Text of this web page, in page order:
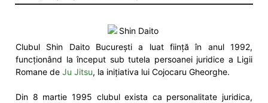
Clubul Shin Daito București a luat ființă în anul 1992,
funcționând la început sub tutela persoanei juridice a Ligii
Romane de Ju Jitsu, la inițiativa lui Cojocaru Gheorghe.
Din 8 martie 1995 clubul exista ca personalitate juridica,